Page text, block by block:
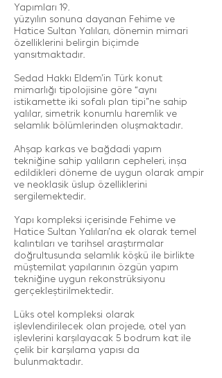
Yapımları 19.
yüzyılın sonuna dayanan Fehime ve
Hatice Sultan Yalıları, dönemin mimari
özelliklerini belirgin biçimde
yansıtmaktadır.
Sedad Hakkı Eldem’in Türk konut
mimarlığı tipolojisine göre “aynı
istikamette iki sofalı plan tipi”ne sahip
yalılar, simetrik konumlu haremlik ve
selamlık bölümlerinden oluşmaktadır.
Ahşap karkas ve bağdadi yapım
tekniğine sahip yalıların cepheleri, inşa
edildikleri döneme de uygun olarak ampir
ve neoklasik üslup özelliklerini
sergilemektedir.
Yapı kompleksi içerisinde Fehime ve
Hatice Sultan Yalıları’na ek olarak temel
kalıntıları ve tarihsel araştırmalar
doğrultusunda selamlık köşkü ile birlikte
müştemilat yapılarının özgün yapım
tekniğine uygun rekonstrüksiyonu
gerçekleştirilmektedir.
Lüks otel kompleksi olarak
işlevlendirilecek olan projede, otel yan
işlevlerini karşılayacak 5 bodrum kat ile
çelik bir karşılama yapısı da
bulunmaktadır.